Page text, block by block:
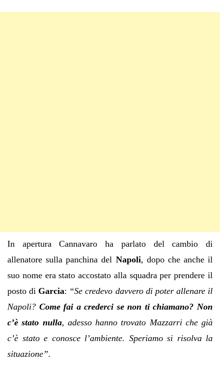
In apertura Cannavaro ha parlato del cambio di
allenatore sulla panchina del Napoli, dopo che anche il
suo nome era stato accostato alla squadra per prendere il
posto di Garcia: “Se credevo davvero di poter allenare il
Napoli? Come fai a crederci se non ti chiamano? Non
c’è stato nulla, adesso hanno trovato Mazzarri che già
c’è stato e conosce l’ambiente. Speriamo si risolva la
situazione”.